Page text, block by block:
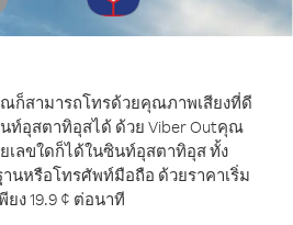
ก็สามารถโทรด้วยคุณภาพเสียงที่ดี
ท์อุสตาทิอุสได้ ด้วย Viber Outคุณ
เลขใดก็ได้ในซินท์อุสตาทิอุส ทั้ง
นหรือโทรศัพท์มือถือ ด้วยราคาเริ่ม
ยง 19.9 ¢ ต่อนาที